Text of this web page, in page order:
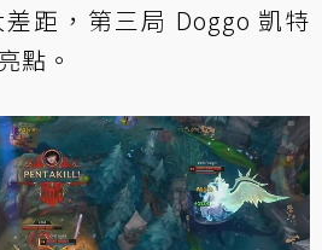
距，第三局 Doggo 凱特
點。